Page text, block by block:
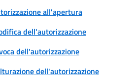
all'apertura
dell'autorizzazione
dell'autorizzazione
dell'autorizzazione